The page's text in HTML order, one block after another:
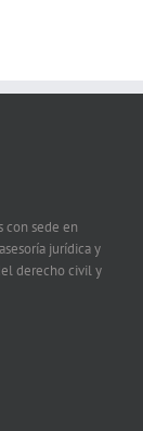
con sede en
jurídica y
derecho civil y